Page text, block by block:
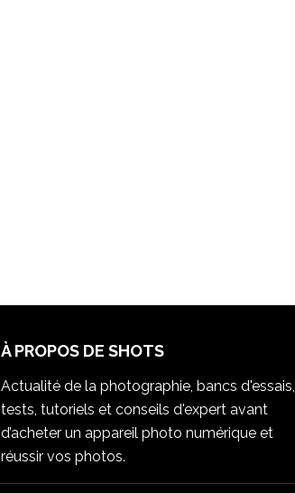
À PROPOS DE SHOTS
Actualité de la photographie, bancs d'essais,
tests, tutoriels et conseils d'expert avant
d’acheter un appareil photo numérique et
réussir vos photos.